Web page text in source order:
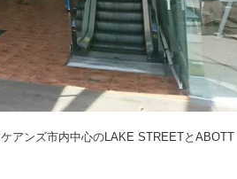
アンズ市内中心のLAKE STREETとABOTT